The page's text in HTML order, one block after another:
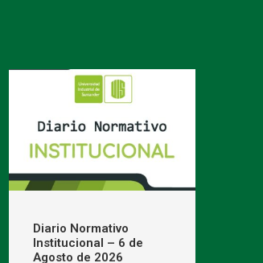
Diario Normativo
Institucional – 6 de
Agosto de 2026